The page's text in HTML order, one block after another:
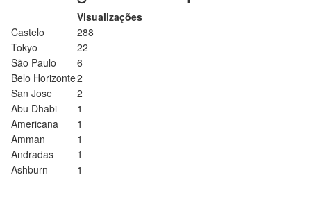
Visualizações
Castelo
288
Tokyo
22
São Paulo
6
Belo Horizonte2
San Jose
2
Abu Dhabi
1
Americana
1
Amman
1
Andradas
1
Ashburn
1